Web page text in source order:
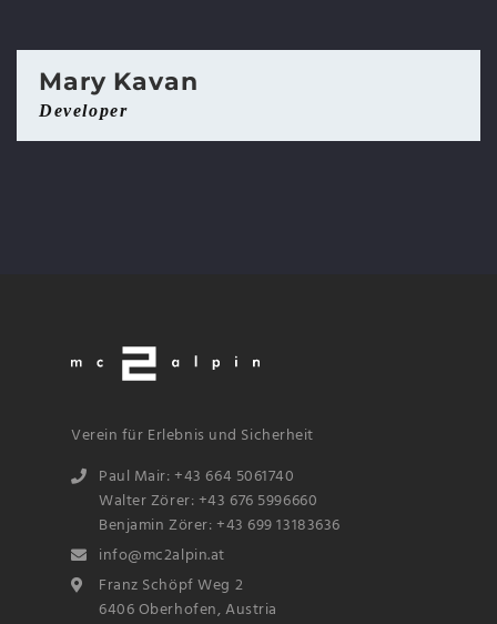
Mary Kavan
Developer
Verein für Erlebnis und Sicherheit
Paul Mair: +43 664 5061740
Walter Zörer: +43 676 5996660
Benjamin Zörer: +43 699 13183636
info@mc2alpin.at
Franz Schöpf Weg 2
6406 Oberhofen, Austria